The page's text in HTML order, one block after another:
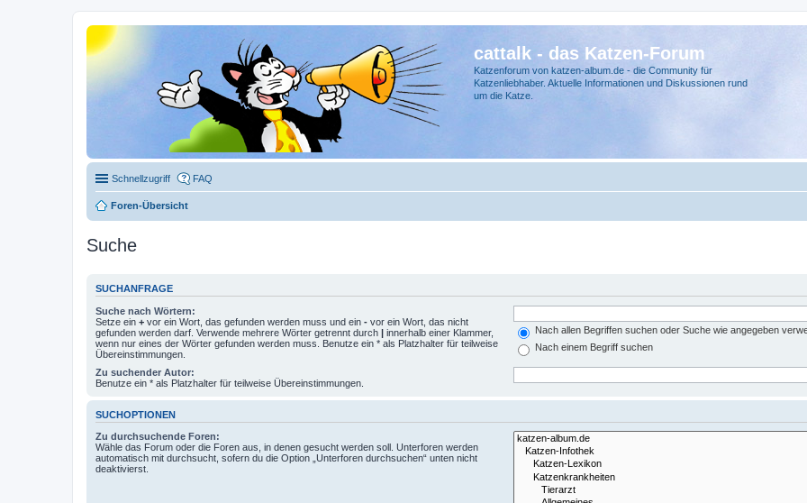
cattalk - das Katzen-Forum
Katzenforum von katzen-album.de - die Community für
Katzenliebhaber. Aktuelle Informationen und Diskussionen rund
um die Katze.
Schnellzugriff FAQ
Foren-Übersicht
Suche
SUCHANFRAGE
Suche nach Wörtern:
Setze ein + vor ein Wort, das gefunden werden muss und ein - vor ein Wort, das nicht
gefunden werden darf. Verwende mehrere Wörter getrennt durch | innerhalb einer Klammer,
wenn nur eines der Wörter gefunden werden muss. Benutze ein * als Platzhalter für teilweise
Übereinstimmungen.
Nach allen Begriffen suchen oder Suche wie angegeben
Nach einem Begriff suchen
Zu suchender Autor:
Benutze ein * als Platzhalter für teilweise Übereinstimmungen.
SUCHOPTIONEN
Zu durchsuchende Foren:
Wähle das Forum oder die Foren aus, in denen gesucht werden soll. Unterforen werden
automatisch mit durchsucht, sofern du die Option „Unterforen durchsuchen“ unten nicht
deaktivierst.